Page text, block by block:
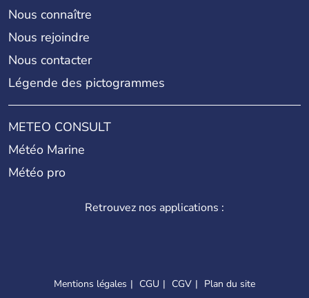
Nous connaître
Nous rejoindre
Nous contacter
Légende des pictogrammes
METEO CONSULT
Météo Marine
Météo pro
Retrouvez nos applications :
Mentions légales CGU CGV Plan du site